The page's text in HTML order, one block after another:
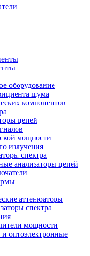
оборудование
шума
компонентов
цепей
мощности
излучения
спектра
анализаторы цепей
аттенюаторы
спектра
мощности
и оптоэлектронные